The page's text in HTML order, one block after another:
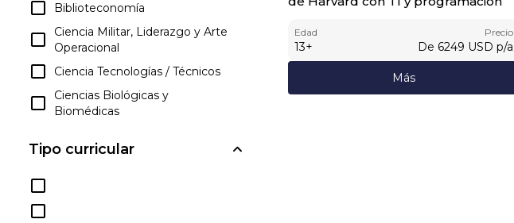
Biblioteconomía
Ciencia Militar, Liderazgo y Arte
Operacional
Ciencia Tecnologías / Técnicos
Ciencias Biológicas y
Biomédicas
Consumidor / Ciencias
Tipo curricular
Edad
13+
Precio
De 6249 USD p/a
Más